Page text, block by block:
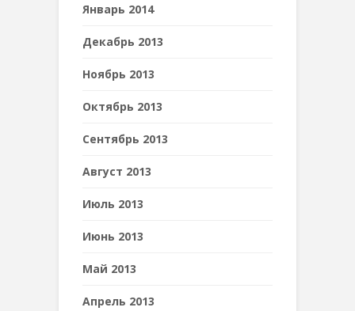
Январь 2014
Декабрь 2013
Ноябрь 2013
Октябрь 2013
Сентябрь 2013
Август 2013
Июль 2013
Июнь 2013
Май 2013
Апрель 2013